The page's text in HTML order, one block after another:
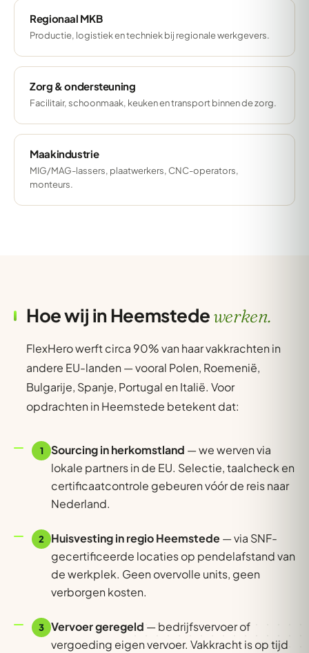
Regionaal MKB
Productie, logistiek en techniek bij regionale werkgevers.
Zorg & ondersteuning
Facilitair, schoonmaak, keuken en transport binnen de zorg.
Maakindustrie
MIG/MAG-lassers, plaatwerkers, CNC-operators,
monteurs.
Hoe wij in Heemstedewerken.
FlexHero werft circa 90% van haar vakkrachten in
andere EU-landen — vooral Polen, Roemenië,
Bulgarije, Spanje, Portugal en Italië. Voor
opdrachten in Heemstede betekent dat:
1 Sourcing in herkomstland — we werven via
lokale partners in de EU. Selectie, taalcheck en
certificaatcontrole gebeuren vóór de reis naar
Nederland.
2 Huisvesting in regio Heemstede— via SNF-
gecertificeerde locaties op pendelafstand van
de werkplek. Geen overvolle units, geen
verborgen kosten.
3 Vervoer geregeld — bedrijfsvervoer of
vergoeding eigen vervoer. Vakkracht is op tijd